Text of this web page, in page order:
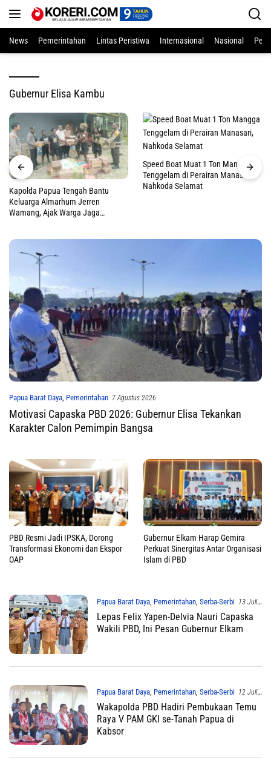
News
Pemerintahan Lintas Peristiwa Internasional Nasional
Gubernur Elisa Kambu
Kapolda Papua Tengah Bantu
Keluarga Almarhum Jerren
Wamang, Ajak Warga Jaga
Speed Boat Muat 1 Ton Mangga
Tenggelam di Perairan Manasari,
Nahkoda Selamat
Papua Barat Daya, Pemerintahan 7 Agustus 2026
Motivasi Capaska PBD 2026: Gubernur Elisa Tekankan
Karakter Calon Pemimpin Bangsa
PBD Resmi Jadi IPSKA, Dorong
Transformasi Ekonomi dan Ekspor
OAP
Gubernur Elkam Harap Gemira
Perkuat Sinergitas Antar Organisasi
Islam di PBD
Papua Barat Daya, Pemerintahan, Serba-Serbi 13 Juli
2026
Lepas Felix Yapen-Delvia Nauri Capaska
Wakili PBD, Ini Pesan Gubernur Elkam
Papua Barat Daya, Pemerintahan, Serba-Serbi 12 Juli
2026
Wakapolda PBD Hadiri Pembukaan Temu
Raya V PAM GKI se-Tanah Papua di
Kabsor